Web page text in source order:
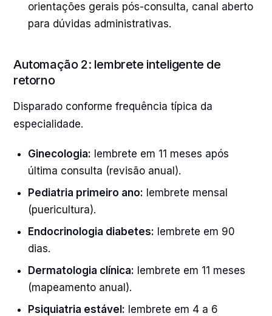
orientações gerais pós-consulta, canal aberto
para dúvidas administrativas.
Automação 2: lembrete inteligente de
retorno
Disparado conforme frequência típica da
especialidade.
Ginecologia: lembrete em 11 meses após
última consulta (revisão anual).
Pediatria primeiro ano: lembrete mensal
(puericultura).
Endocrinologia diabetes: lembrete em 90
dias.
Dermatologia clínica: lembrete em 11 meses
(mapeamento anual).
Psiquiatria estável: lembrete em 4 a 6